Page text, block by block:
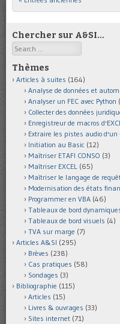
Chercher sur A&SI…
Search
Thèmes
Articles à suites (164)
Analyse de données et
Analyser un FEC avec Python
Collecter des données
Enregistreur de macros
Extraire les pistes audio d'un
Initiation au Basic (12)
Maîtriser ETAFI CONSO (3)
Maîtriser EXCEL (65)
Maîtriser le langage de
Modernisation des états
Programmer en VBA (46)
Tableaux de bord
Tableaux de bord visuels (4)
TVA sur marge (7)
Articles A&SI (295)
Brèves (238)
Cas pratiques (58)
Sondages (3)
Bibliographie (115)
Articles (15)
Livres & ouvrages (33)
Sites internet (71)